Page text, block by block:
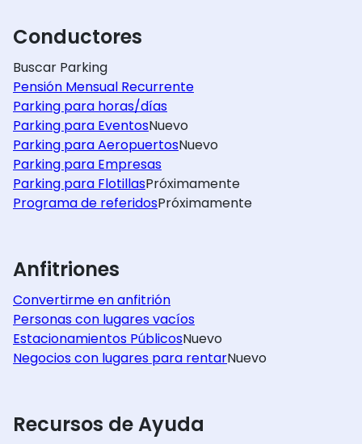
Conductores
Buscar Parking
Pensión Mensual Recurrente
Parking para horas/días
Parking para EventosNuevo
Parking para AeropuertosNuevo
Parking para Empresas
Parking para FlotillasPróximamente
Programa de referidosPróximamente
Anfitriones
Convertirme en anfitrión
Personas con lugares vacíos
Estacionamientos PúblicosNuevo
Negocios con lugares para rentarNuevo
Recursos de Ayuda